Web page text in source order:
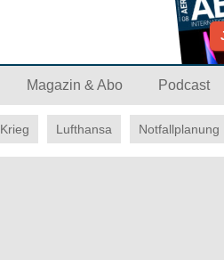
Magazin & Abo Podcast
Krieg Lufthansa Notfallplanung